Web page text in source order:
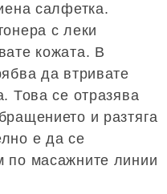
салфетка.
с леки
кожата. В
да втривате
Това се отразява
и разтяга
е да се
по масажните линии